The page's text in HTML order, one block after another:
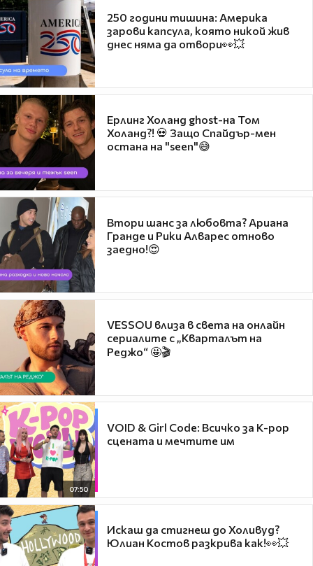
250 години тишина: Америка
зарови капсула, която никой жив
днес няма да отвори👀💥
Ерлинг Холанд ghost-на Том
Холанд?! 💀 Защо Спайдър-мен
остана на "seen"😅
Втори шанс за любовта? Ариана
Гранде и Рики Алварес отново
заедно!😍
VESSOU влиза в света на онлайн
сериалите с „Кварталът на
Реджо“ 🤩🎬
07:50
VOID & Girl Code: Всичко за K-pop
сцената и мечтите им
Искаш да стигнеш до Холивуд?
Юлиан Костов разкрива как!👀💥